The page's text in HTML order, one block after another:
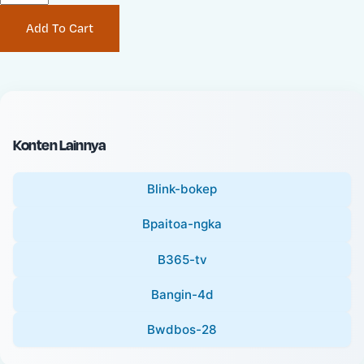
i
n
a
c
e
Add To Cart
Konten Lainnya
Blink-bokep
Bpaitoa-ngka
B365-tv
Bangin-4d
Bwdbos-28